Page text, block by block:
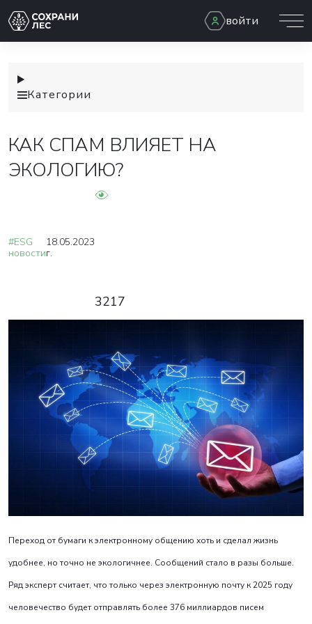
войти
Категории
КАК СПАМ ВЛИЯЕТ НА
ЭКОЛОГИЮ?
#ESG
новости
18.05.2023
г.
3217
Переход от бумаги к электронному общению хоть и сделал жизнь
удобнее, но точно не экологичнее. Сообщений стало в разы больше.
Ряд эксперт считает, что только через электронную почту к 2025 году
человечество будет отправлять более 376 миллиардов писем